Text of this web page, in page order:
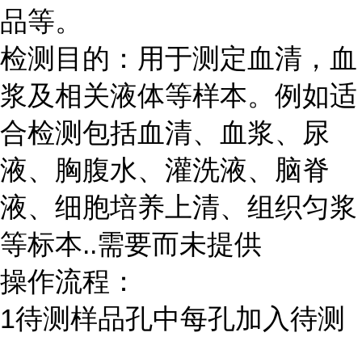
品等。
检测目的：用于测定血清，血
浆及相关液体等样本。例如适
合检测包括血清、血浆、尿
液、胸腹水、灌洗液、脑脊
液、细胞培养上清、组织匀浆
等标本..需要而未提供
操作流程：
1待测样品孔中每孔加入待测